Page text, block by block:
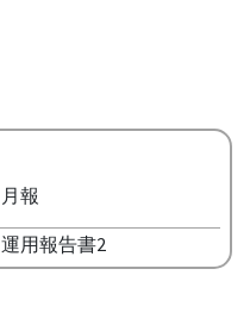
月報
運用報告書2